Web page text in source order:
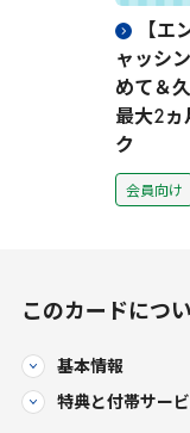
【エ
ャッシ
めて＆
最大2ヵ
ク
会員向け
このカードにつ
基本情報
特典と付帯サー